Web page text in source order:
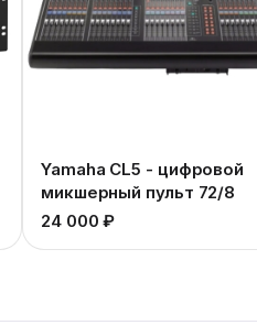
Yamaha CL5 - цифровой
микшерный пульт 72/8
24 000 ₽